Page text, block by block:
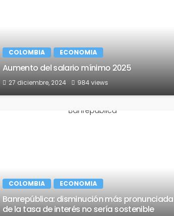
COLOMBIA ECONOMIA
Aumento del salario mínimo 2025
27 diciembre, 2024 984 views
COLOMBIA ECONOMIA
Banrepública: disminución más pronunciada
de la tasa de interés no sería sostenible